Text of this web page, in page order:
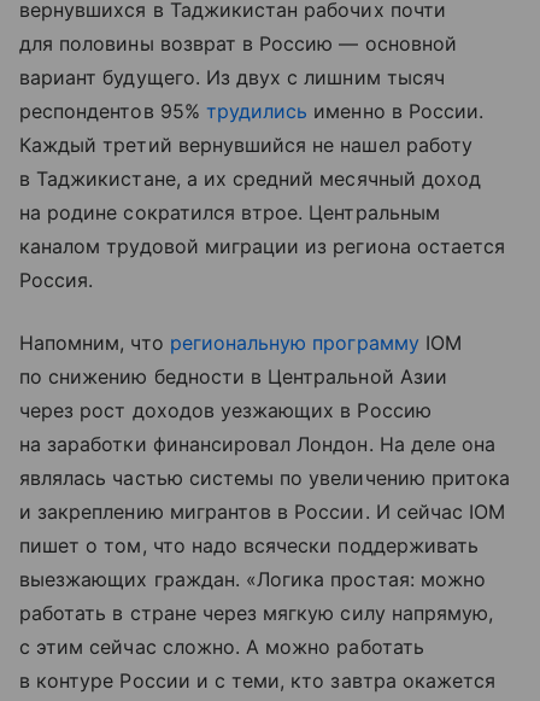
вернувшихся в Таджикистан рабочих почти
для половины возврат в Россию — основной
вариант будущего. Из двух с лишним тысяч
респондентов 95% трудились именно в России.
Каждый третий вернувшийся не нашел работу
в Таджикистане, а их средний месячный доход
на родине сократился втрое. Центральным
каналом трудовой миграции из региона остается
Россия.
Напомним, что региональную программу IOM
по снижению бедности в Центральной Азии
через рост доходов уезжающих в Россию
на заработки финансировал Лондон. На деле она
являлась частью системы по увеличению притока
и закреплению мигрантов в России. И сейчас IOM
пишет о том, что надо всячески поддерживать
выезжающих граждан. «Логика простая: можно
работать в стране через мягкую силу напрямую,
с этим сейчас сложно. А можно работать
в контуре России и с теми, кто завтра окажется